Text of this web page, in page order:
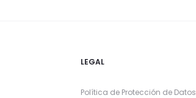
LEGAL
Política de Protección de Datos